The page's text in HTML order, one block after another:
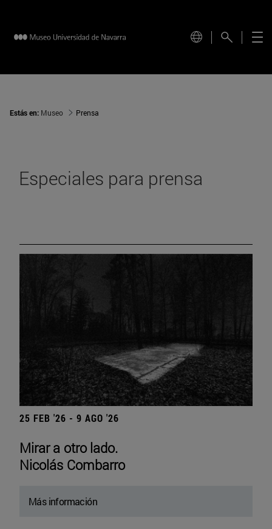
Estás en: Museo Prensa
Especiales para prensa
25 FEB '26 - 9 AGO '26
Mirar a otro lado.
Nicolás Combarro
Más información